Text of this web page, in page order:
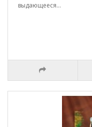
выдающееся...